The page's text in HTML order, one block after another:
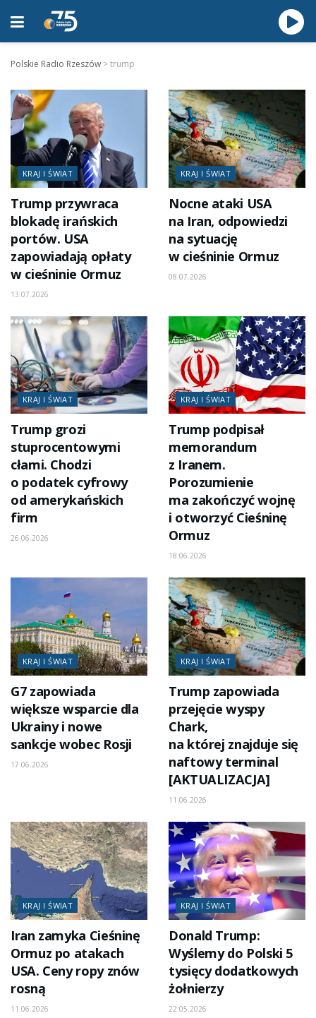
Polskie Radio Rzeszów >trump
KRAJ I ŚWIAT
Trump przywraca
blokadę irańskich
portów. USA
zapowiadają opłaty
w cieśninie Ormuz
13.07.2026
KRAJ I ŚWIAT
Nocne ataki USA
na Iran, odpowiedzi
na sytuację
w cieśninie Ormuz
08.07.2026
KRAJ I ŚWIAT
Trump grozi
stuprocentowymi
cłami. Chodzi
o podatek cyfrowy
od amerykańskich
firm
26.06.2026
KRAJ I ŚWIAT
Trump podpisał
memorandum
z Iranem.
Porozumienie
ma zakończyć wojnę
i otworzyć Cieśninę
Ormuz
18.06.2026
KRAJ I ŚWIAT
G7 zapowiada
większe wsparcie dla
Ukrainy i nowe
sankcje wobec Rosji
17.06.2026
KRAJ I ŚWIAT
Trump zapowiada
przejęcie wyspy
Chark,
na której znajduje się
naftowy terminal
[AKTUALIZACJA]
11.06.2026
KRAJ I ŚWIAT
Iran zamyka Cieśninę
Ormuz po atakach
USA. Ceny ropy znów
rosną
11.06.2026
KRAJ I ŚWIAT
Donald Trump:
Wyślemy do Polski 5
tysięcy dodatkowych
żołnierzy
22.05.2026